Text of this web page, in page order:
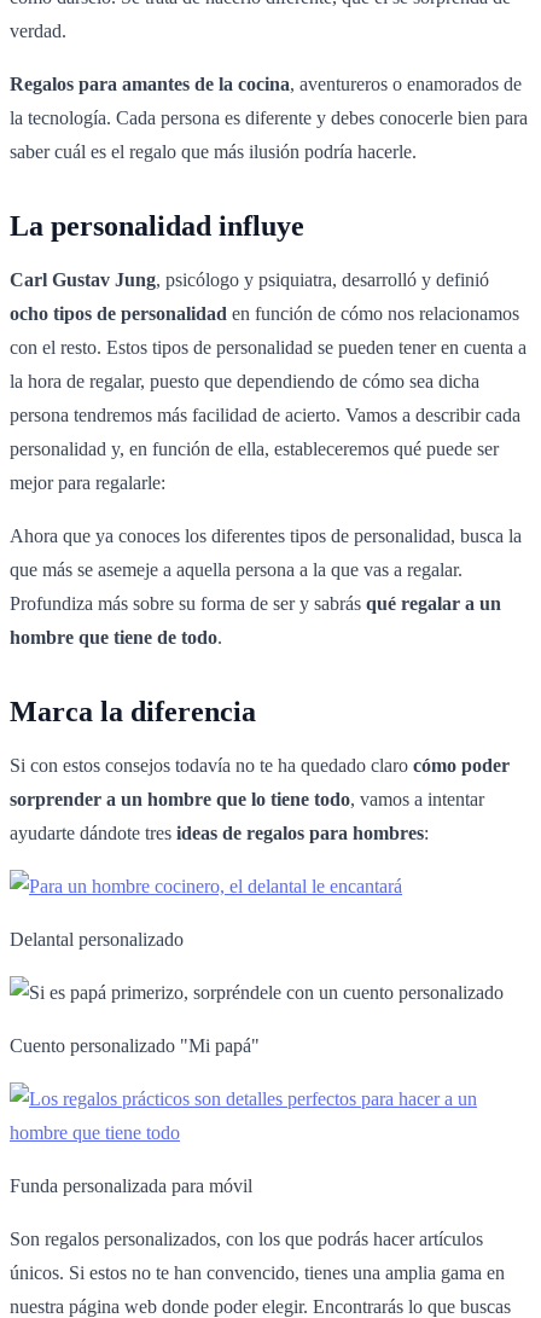
verdad.
Regalos para amantes de la cocina, aventureros o enamorados de
la tecnología. Cada persona es diferente y debes conocerle bien para
saber cuál es el regalo que más ilusión podría hacerle.
La personalidad influye
Carl Gustav Jung, psicólogo y psiquiatra, desarrolló y definió
ocho tipos de personalidad en función de cómo nos relacionamos
con el resto. Estos tipos de personalidad se pueden tener en cuenta a
la hora de regalar, puesto que dependiendo de cómo sea dicha
persona tendremos más facilidad de acierto. Vamos a describir cada
personalidad y, en función de ella, estableceremos qué puede ser
mejor para regalarle:
Ahora que ya conoces los diferentes tipos de personalidad, busca la
que más se asemeje a aquella persona a la que vas a regalar.
Profundiza más sobre su forma de ser y sabrás qué regalar a un
hombre que tiene de todo.
Marca la diferencia
Si con estos consejos todavía no te ha quedado claro cómo poder
sorprender a un hombre que lo tiene todo, vamos a intentar
ayudarte dándote tres ideas de regalos para hombres:
Delantal personalizado
Cuento personalizado "Mi papá"
Funda personalizada para móvil
Son regalos personalizados, con los que podrás hacer artículos
únicos. Si estos no te han convencido, tienes una amplia gama en
nuestra página web donde poder elegir. Encontrarás lo que buscas